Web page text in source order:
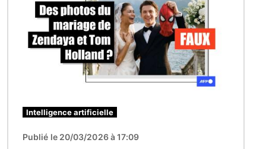
Intelligence artificielle
Publié le 20/03/2026 à 17:09